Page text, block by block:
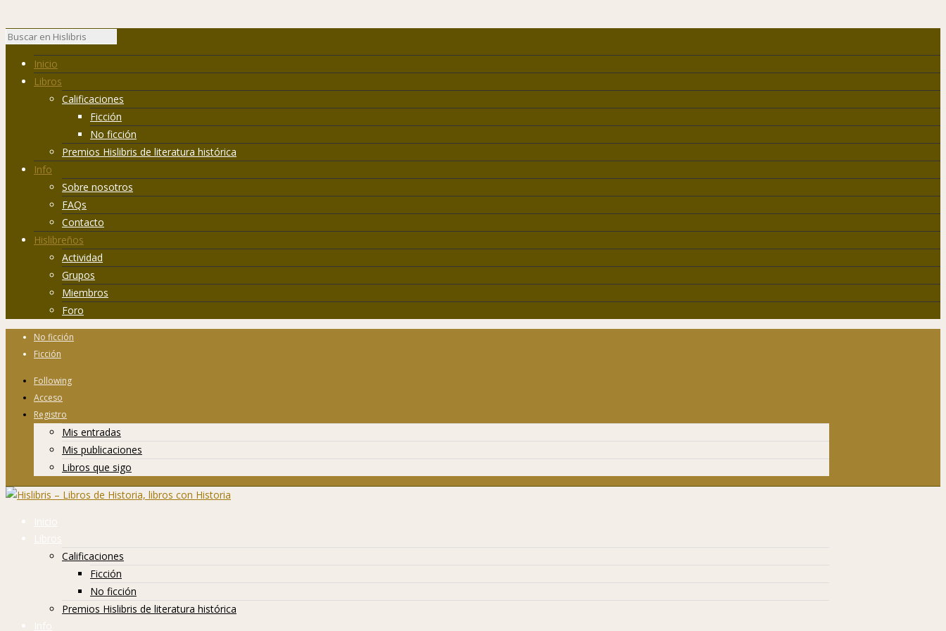
Inicio
Libros
Calificaciones
Ficción
No ficción
Premios Hislibris de literatura histórica
Info
Sobre nosotros
FAQs
Contacto
Hislibreños
Actividad
Grupos
Miembros
Foro
No ficción
Ficción
Following
Acceso
Registro
Mis entradas
Mis publicaciones
Libros que sigo
Inicio
Libros
Calificaciones
Ficción
No ficción
Premios Hislibris de literatura histórica
Info